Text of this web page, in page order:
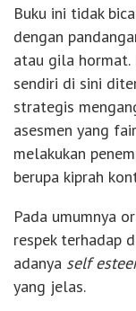
Buku ini tidak
dengan
atau gila hormat.
sendiri di sini
strategis
asesmen yang
melakukan
berupa kiprah
Pada umumnya
respek terhadap
adanya self
yang jelas.